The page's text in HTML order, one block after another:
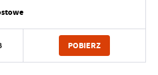
POBIERZ